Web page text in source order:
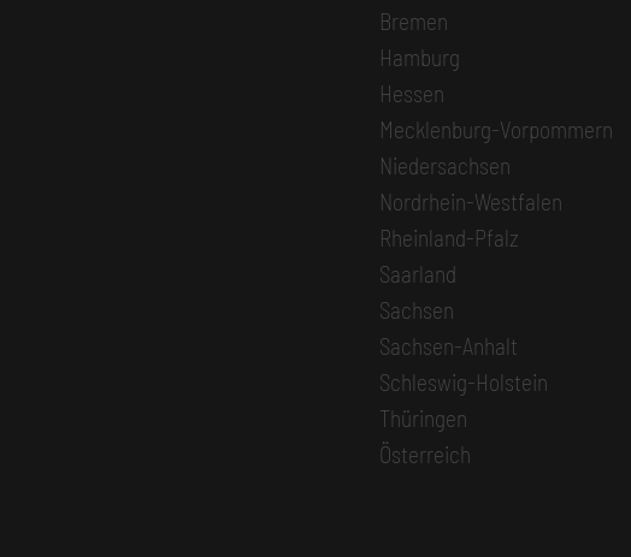
Bremen
Hamburg
Hessen
Mecklenburg-Vorpommern
Niedersachsen
Nordrhein-Westfalen
Rheinland-Pfalz
Saarland
Sachsen
Sachsen-Anhalt
Schleswig-Holstein
Thüringen
Österreich